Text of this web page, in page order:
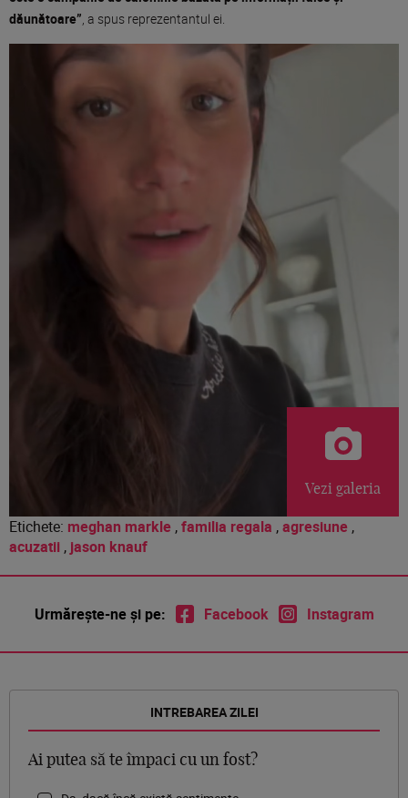
dăunătoare”, a spus reprezentantul ei.
Vezi galeria
Etichete: meghan markle ,familia regala ,agresiune ,
acuzatii , jason knauf
Urmărește-ne și pe: Facebook Instagram
INTREBAREA ZILEI
Ai putea să te împaci cu un fost?